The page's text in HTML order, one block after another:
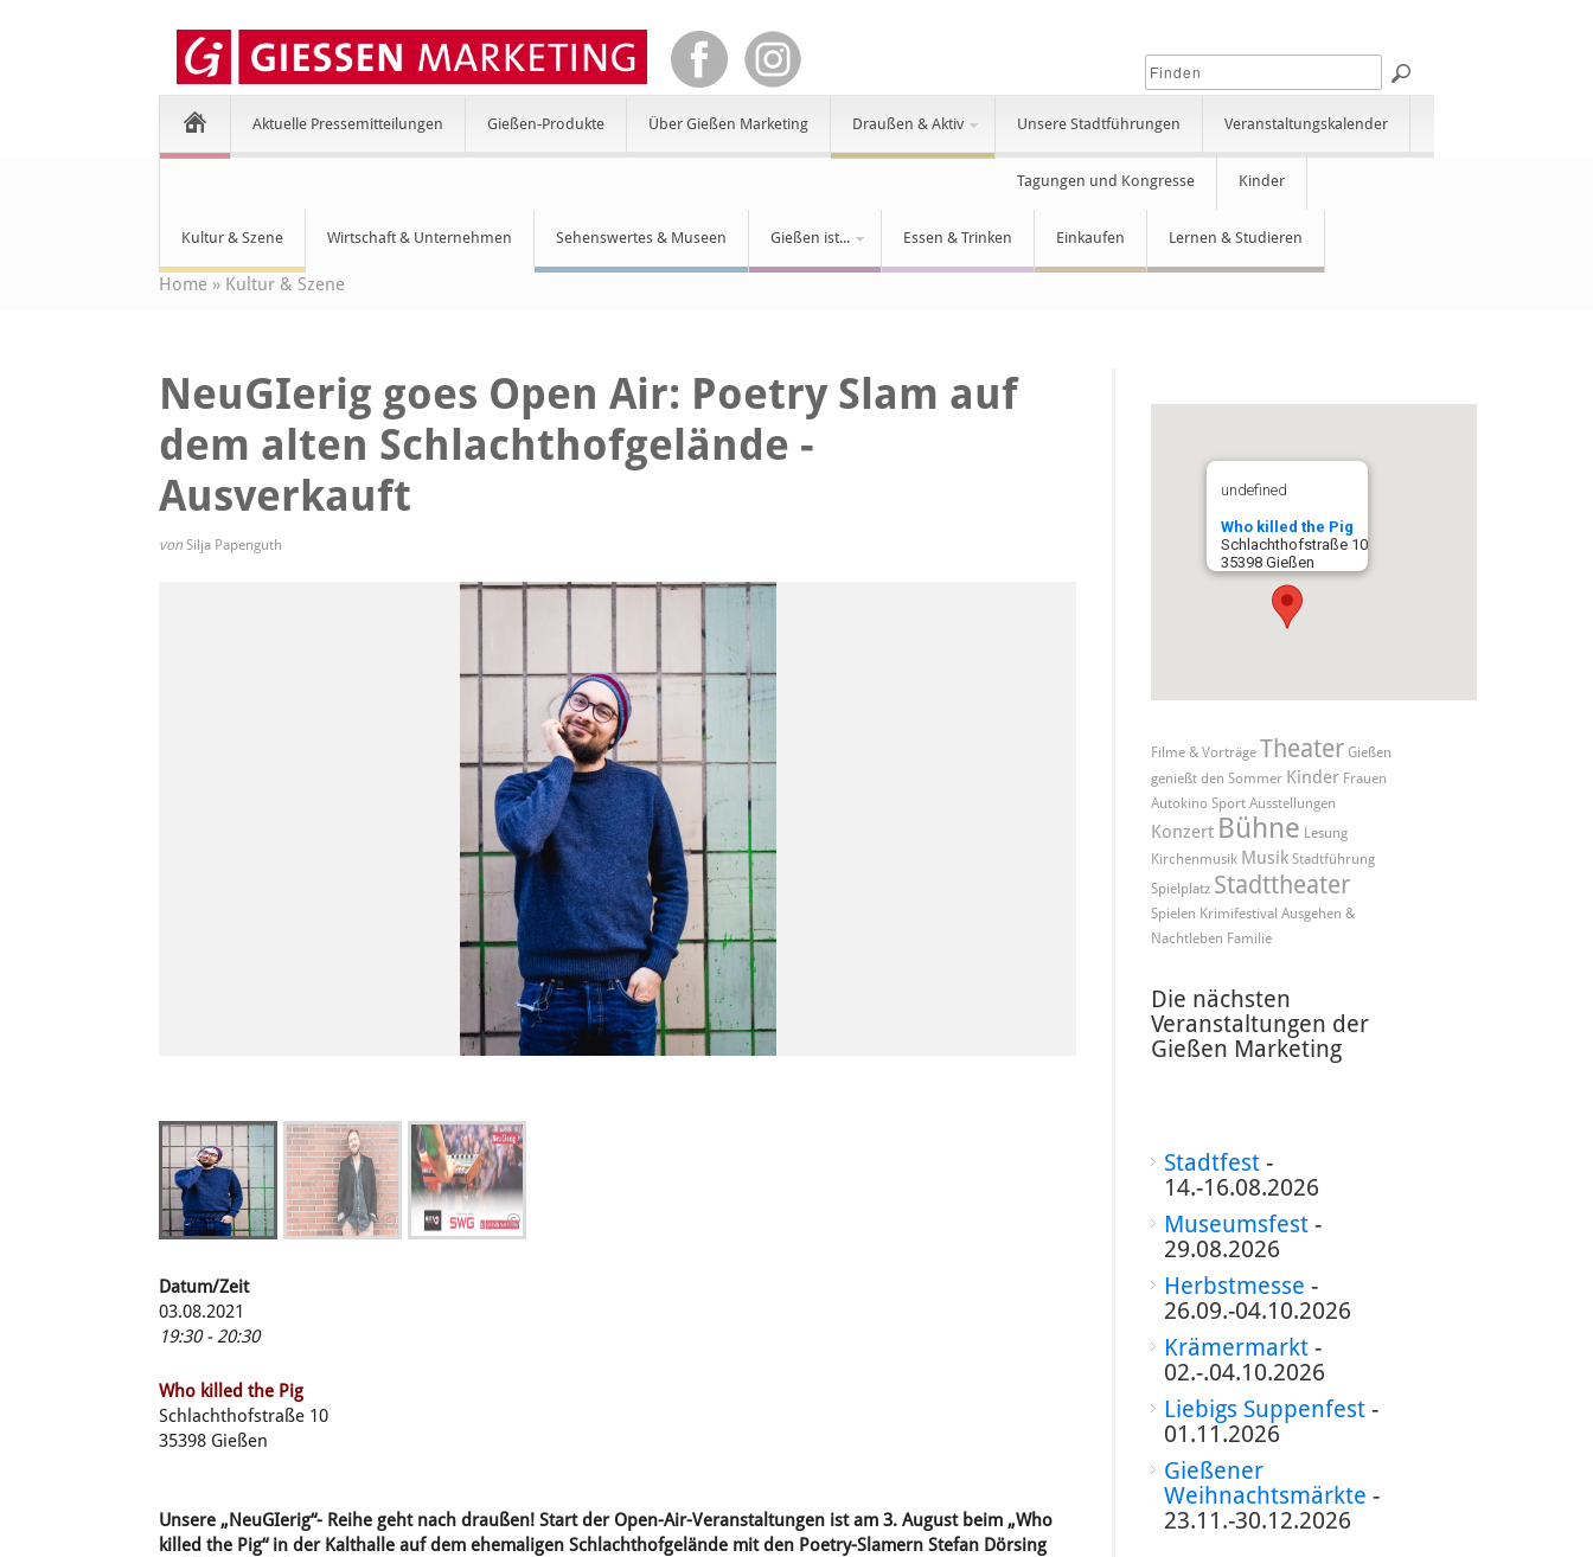
Aktuelle Pressemitteilungen Gießen-Produkte Über Gießen Marketing Draußen & Aktiv Unsere Stadtführungen Veranstaltungskalender
Tagungen und Kongresse Kinder
Kultur & Szene Wirtschaft & Unternehmen Sehenswertes & Museen Gießen ist... Essen & Trinken Einkaufen Lernen & Studieren
Home » Kultur & Szene
NeuGIerig goes Open Air: Poetry Slam auf
dem alten Schlachthofgelände -
Ausverkauft
vonSilja Papenguth
© © ©
Datum/Zeit
03.08.2021
19:30 - 20:30
Who killed the Pig
Schlachthofstraße 10
35398 Gießen
Unsere „NeuGIerig“- Reihe geht nach draußen! Start der Open-Air-Veranstaltungen ist am 3. August beim „Who
killed the Pig“ in der Kalthalle auf dem ehemaligen Schlachthofgelände mit den Poetry-Slamern Stefan Dörsing
undefined
Who killed the Pig
Schlachthofstraße 10
35398 Gießen
Filme & Vorträge Theater Gießen
genießt den Sommer Kinder Frauen
Autokino Sport Ausstellungen
Konzert Bühne Lesung
Kirchenmusik Musik Stadtführung
Spielplatz Stadttheater
Spielen Krimifestival Ausgehen &
Nachtleben Familie
Die nächsten
Veranstaltungen der
Gießen Marketing
Stadtfest-
14.-16.08.2026
Museumsfest-
29.08.2026
Herbstmesse -
26.09.-04.10.2026
Krämermarkt-
02.-.04.10.2026
Liebigs Suppenfest-
01.11.2026
Gießener
Weihnachtsmärkte -
23.11.-30.12.2026